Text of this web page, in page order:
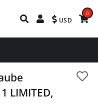
USD
0
LIMITED,